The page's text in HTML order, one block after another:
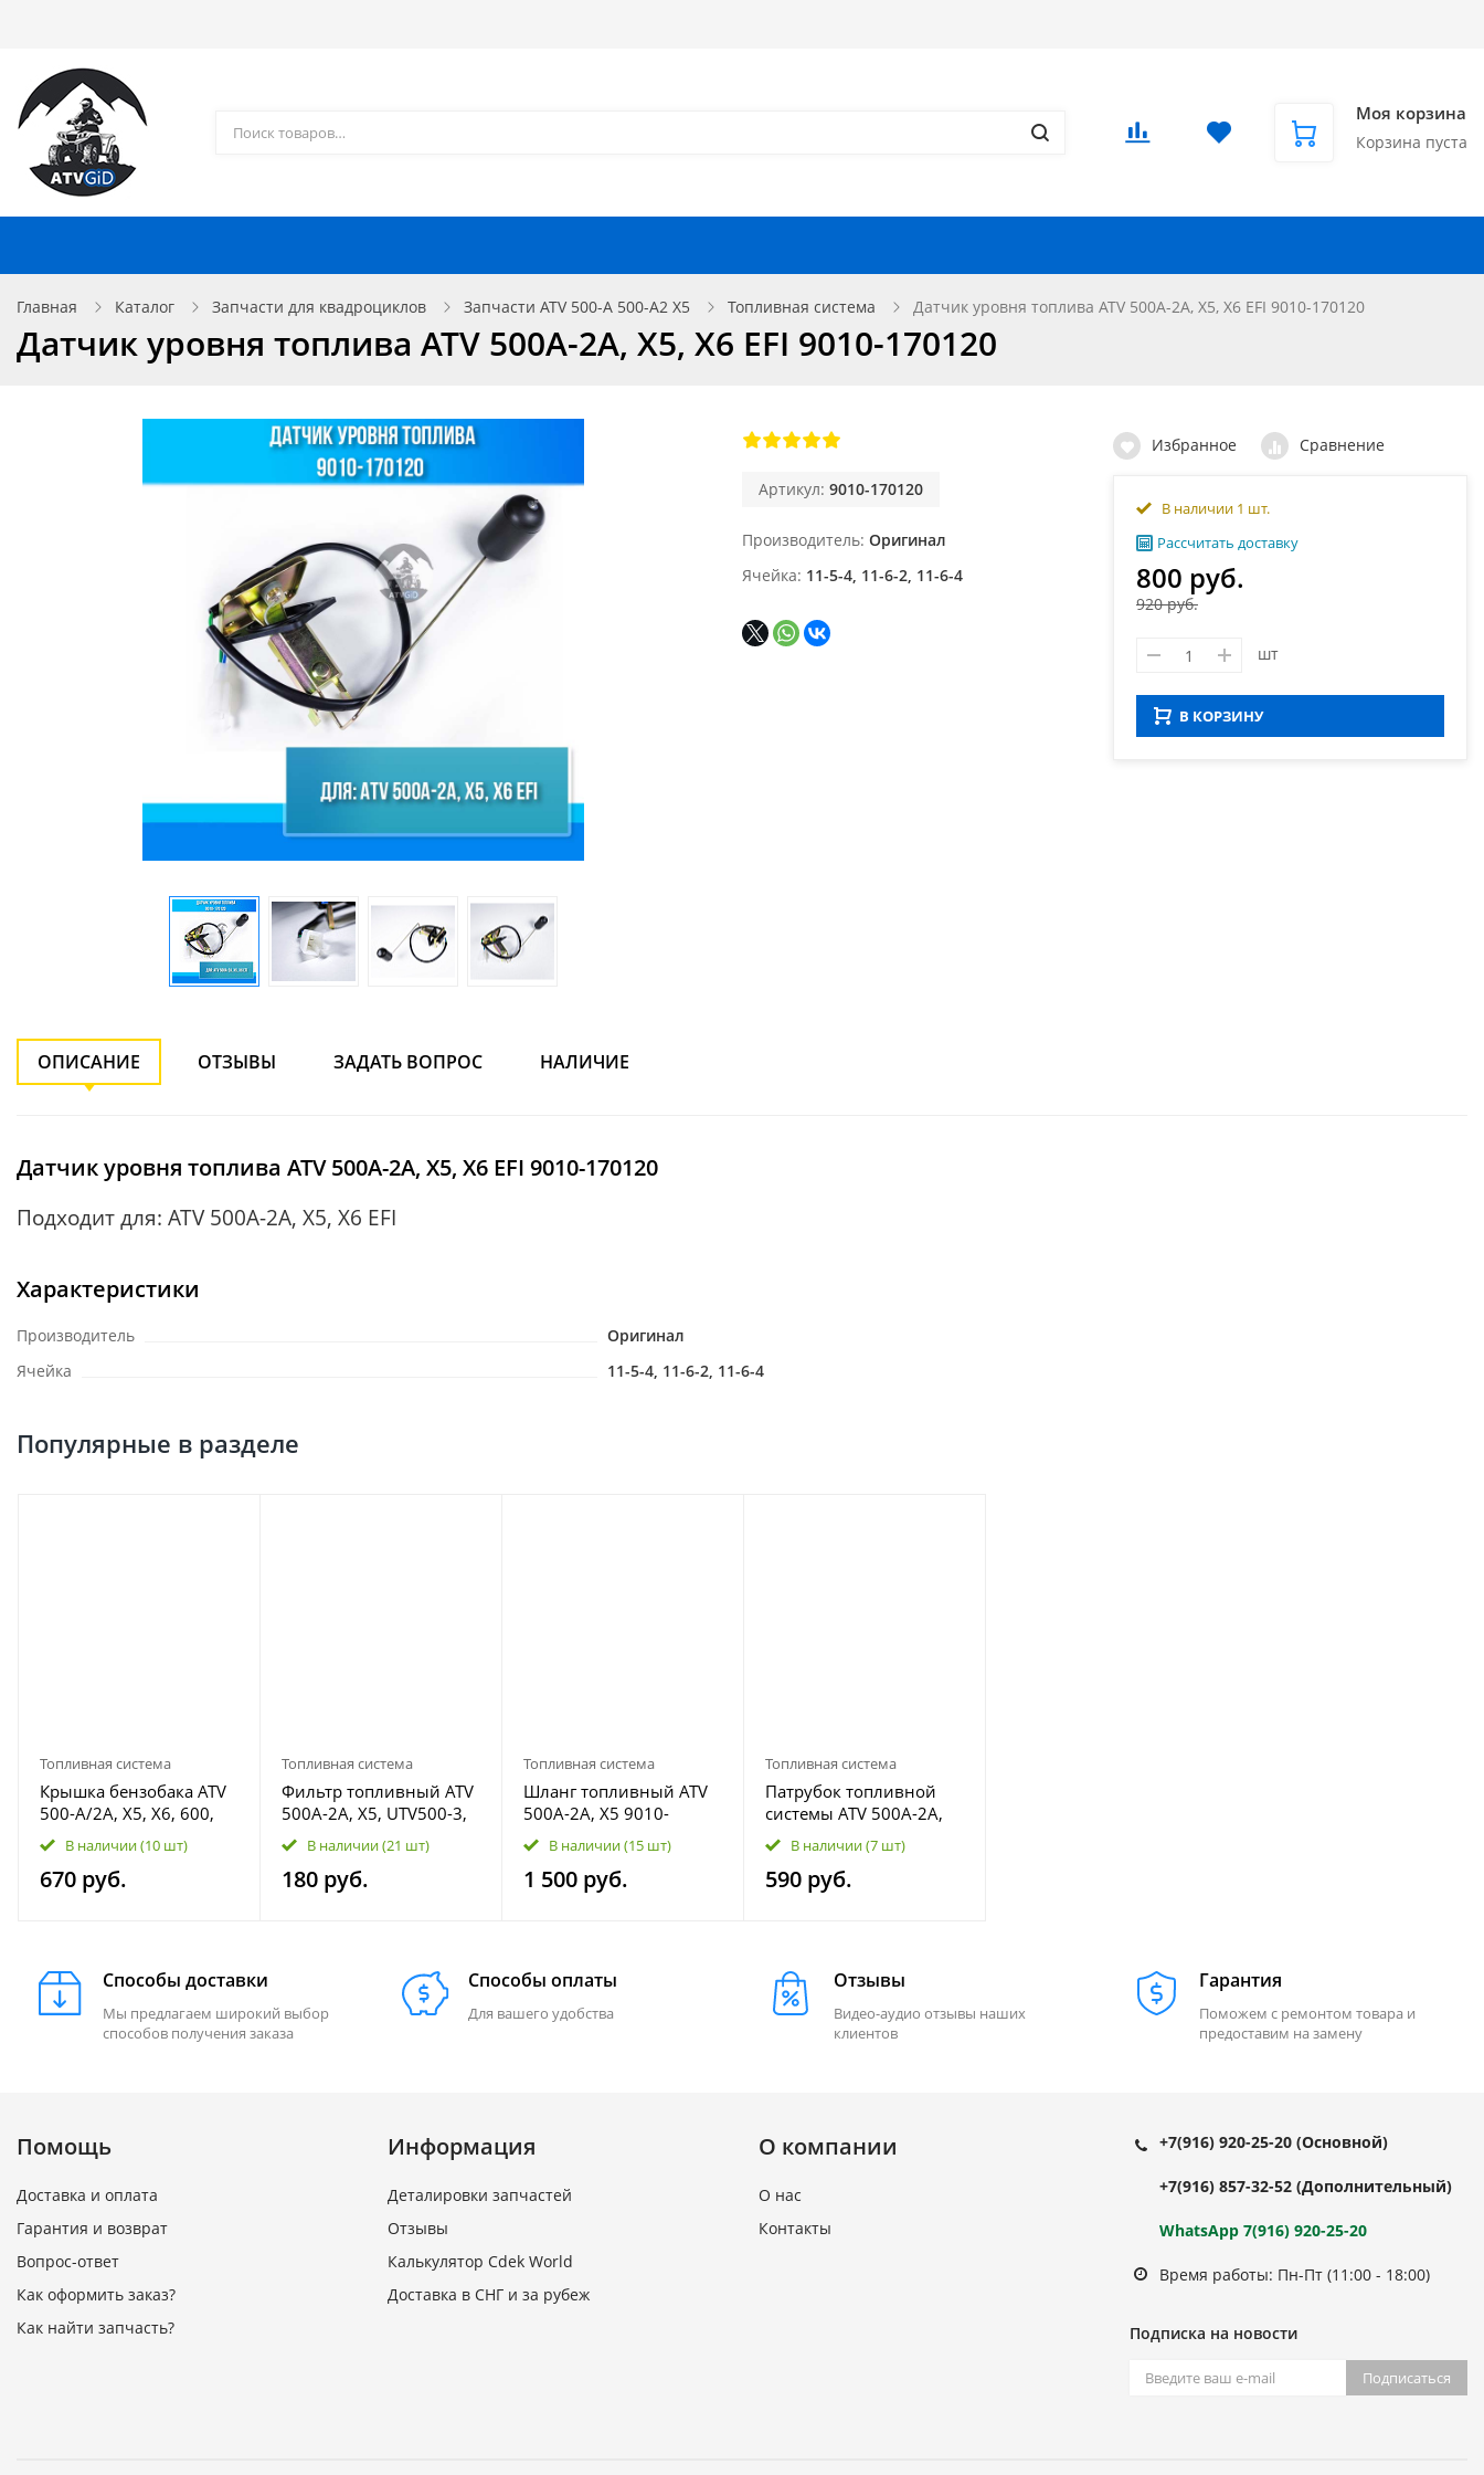
Моя корзина
Корзина пуста
Главная Каталог Запчасти для квадроциклов Запчасти ATV 500-A 500-A2 X5 Топливная система Датчик уровня топлива ATV 500A-2A, X5, X6 EFI 9010-170120
Датчик уровня топлива ATV 500A-2A, X5, X6 EFI 9010-170120
Артикул: 9010-170120
Производитель Оригинал
Ячейка 11-5-4, 11-6-2, 11-6-4
Избранное Сравнение
В наличии 1 шт.
Рассчитать доставку
800 руб.
920 руб.
шт
В КОРЗИНУ
ОПИСАНИЕ ОТЗЫВЫ ЗАДАТЬ ВОПРОС НАЛИЧИЕ
Датчик уровня топлива ATV 500A-2A, X5, X6 EFI 9010-170120
Подходит для: ATV 500A-2A, X5, X6 EFI
Характеристики
Производитель
Оригинал
Ячейка
11-5-4, 11-6-2, 11-6-4
Популярные в разделе
Топливная система
Крышка бензобака ATV
500-A/2A, X5, X6, 600,
700, 800 Dinli 9010-
120200
В наличии(10 шт)
670 руб.
Топливная система
Фильтр топливный ATV
500A-2A, X5, UTV500-3,
Z6-EFI 8010-120300
В наличии(21 шт)
180 руб.
Топливная система
Шлaнг топливный ATV
500A-2A, X5 9010-
120510-2000
В наличии(15 шт)
1 500 руб.
Топливная система
Патрубок топливной
системы ATV 500A-2A,
X5 9010-120540
В наличии(7 шт)
590 руб.
Способы доставки
Мы предлагаем широкий выбор
способов получения заказа
Способы оплаты
Для вашего удобства
Отзывы
Видео-аудио отзывы наших
клиентов
Гарантия
Поможем с ремонтом товара и
предоставим на замену
Помощь
Доставка и оплата
Гарантия и возврат
Вопрос-ответ
Как оформить заказ?
Как найти запчасть?
Информация
Деталировки запчастей
Отзывы
Калькулятор Cdek World
Доставка в СНГ и за рубеж
О компании
О нас
Контакты
+7(916) 920-25-20 (Основной)
+7(916) 857-32-52 (Дополнительный)
WhatsApp 7(916) 920-25-20
Время работы: Пн-Пт (11:00 - 18:00)
Подписка на новости
Подписаться